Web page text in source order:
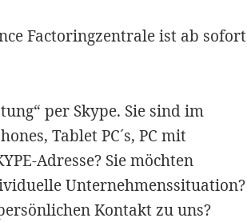
Factoringzentrale ist ab sofort
per Skype. Sie sind im
Tablet PC´s, PC mit
Adresse? Sie möchten
Unternehmenssituation?
Kontakt zu uns?